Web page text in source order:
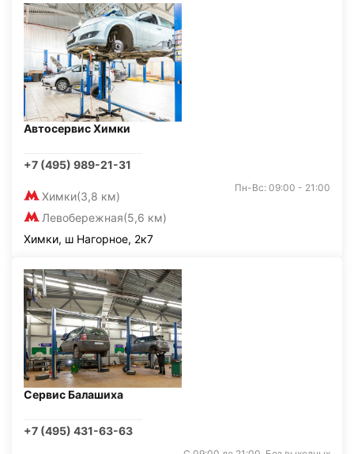
Автосервис Химки
+7 (495) 989-21-31
Химки(3,8 км)
Левобережная(5,6 км)
Пн-Вс: 09:00 - 21:00
Химки, ш Нагорное, 2к7
Сервис Балашиха
+7 (495) 431-63-63